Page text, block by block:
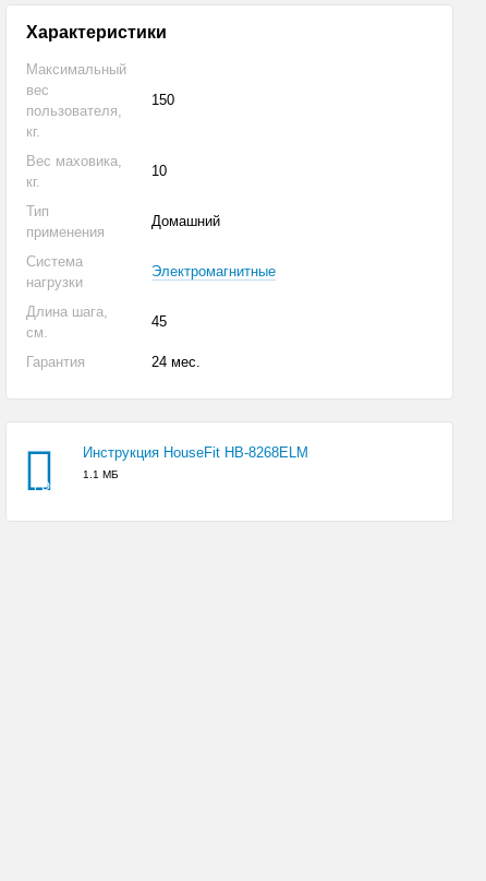
Характеристики
Максимальный
вес
пользователя,
кг.
150
Вес маховика,
кг.
10
Тип
применения
Домашний
Система
нагрузки
Электромагнитные
Длина шага,
см.
45
Гарантия 24 мес.
PDF
Инструкция HouseFit HB-8268ELM
1.1 МБ